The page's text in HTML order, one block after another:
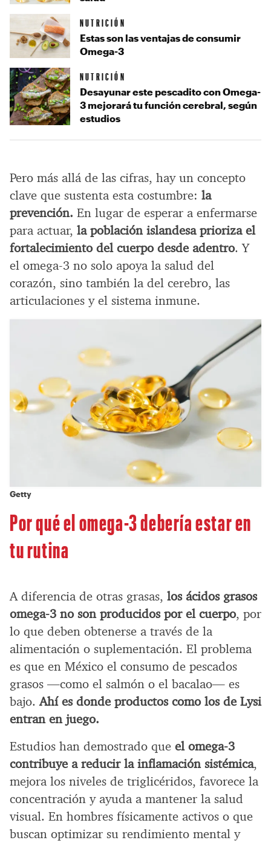
Pero más allá de las cifras, hay un concepto
clave que sustenta esta costumbre: la
prevención. En lugar de esperar a enfermarse
para actuar, la población islandesa prioriza el
fortalecimiento del cuerpo desde adentro. Y
el omega-3 no solo apoya la salud del
corazón, sino también la del cerebro, las
articulaciones y el sistema inmune.
Getty
Por qué el omega-3 debería estar en
tu rutina
A diferencia de otras grasas, los ácidos grasos
omega-3 no son producidos por el cuerpo, por
lo que deben obtenerse a través de la
alimentación o suplementación. El problema
es que en México el consumo de pescados
grasos —como el salmón o el bacalao— es
bajo.Ahí es donde productos como los de Lysi
entran en juego.
Estudios han demostrado que el omega-3
contribuye a reducir la inflamación sistémica,
mejora los niveles de triglicéridos, favorece la
concentración y ayuda a mantener la salud
visual. En hombres físicamente activos o que
buscan optimizar su rendimiento mental y
NUTRICIÓN
Estas son las ventajas de consumir
Omega-3
NUTRICIÓN
Desayunar este pescadito con Omega-
3 mejorará tu función cerebral, según
estudios